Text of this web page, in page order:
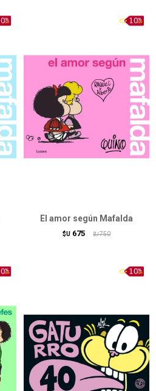
El amor según Mafalda
$U 675 $U 750